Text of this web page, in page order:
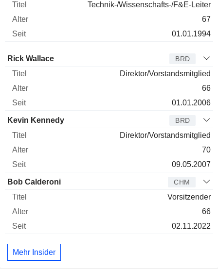
Technik-/Wissenschafts-/F&E-Leiter
67
01.01.1994
Verwaltungsratsmitglied
Rick Wallace BRD
Direktor/Vorstandsmitglied
66
01.01.2006
Kevin Kennedy BRD
Direktor/Vorstandsmitglied
70
09.05.2007
Bob Calderoni CHM
Vorsitzender
66
02.11.2022
Mehr Insider